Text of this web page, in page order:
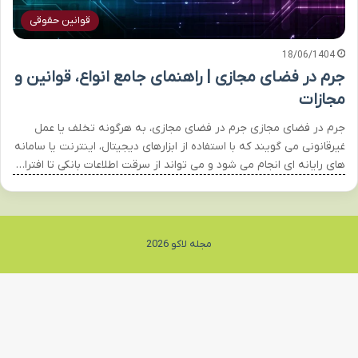
قوانین حقوقی
18/06/1404
جرم در فضای مجازی | راهنمای جامع انواع، قوانین و
مجازات
جرم در فضای مجازی جرم در فضای مجازی، به هرگونه تخلف یا عمل
غیرقانونی می گویند که با استفاده از ابزارهای دیجیتال، اینترنت یا سامانه
های رایانه ای انجام می شود و می تواند از سرقت اطلاعات بانکی تا افترا…
مجله لاکو 2026